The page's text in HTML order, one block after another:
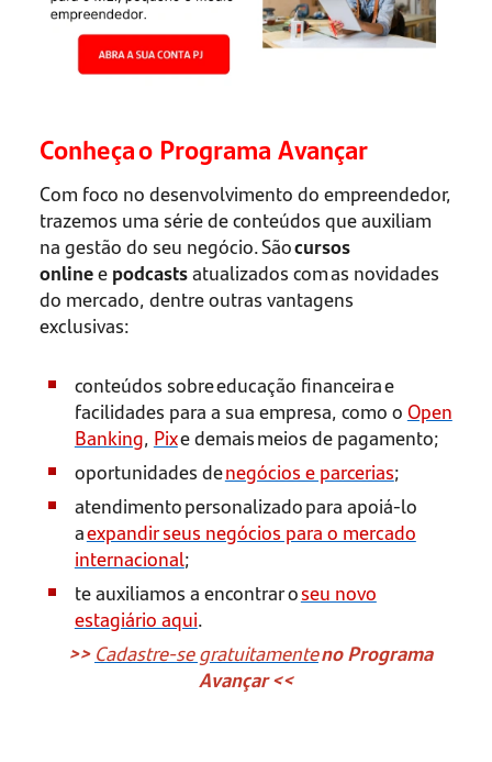
Conheçao Programa Avançar
Com foco no desenvolvimento do empreendedor,
trazemos uma série de conteúdos que auxiliam
na gestão do seu negócio. Sãocursos
onlineepodcastsatualizados com as novidades
do mercado, dentre outras vantagens
exclusivas:
conteúdos sobre educação financeira e
facilidades para a sua empresa, como oOpen
Banking, Pixe demais meios de pagamento;
oportunidades denegócios e parcerias;
atendimento personalizado para apoiá-lo
aexpandir seus negócios para o mercado
internacional;
te auxiliamos a encontrar oseu novo
estagiário aqui.
>>Cadastre-se gratuitamenteno Programa
Avançar <<